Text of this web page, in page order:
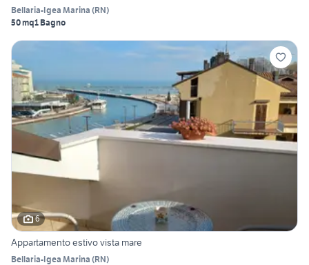
Bellaria-Igea Marina (RN)
50 mq1 Bagno
6
Appartamento estivo vista mare
Bellaria-Igea Marina (RN)